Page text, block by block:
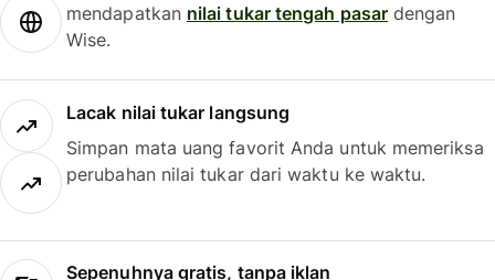
mendapatkan nilai tukar tengah pasardengan
Wise.
Lacak nilai tukar langsung
Simpan mata uang favorit Anda untuk memeriksa
perubahan nilai tukar dari waktu ke waktu.
Sepenuhnya gratis, tanpa iklan